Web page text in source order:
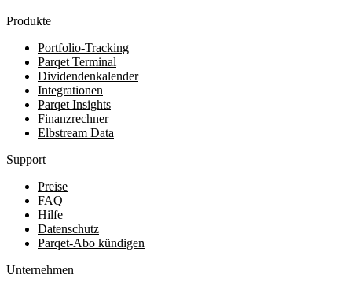
Produkte
Portfolio-Tracking
Parqet Terminal
Dividendenkalender
Integrationen
Parqet Insights
Finanzrechner
Elbstream Data
Support
Preise
FAQ
Hilfe
Datenschutz
Parqet-Abo kündigen
Unternehmen